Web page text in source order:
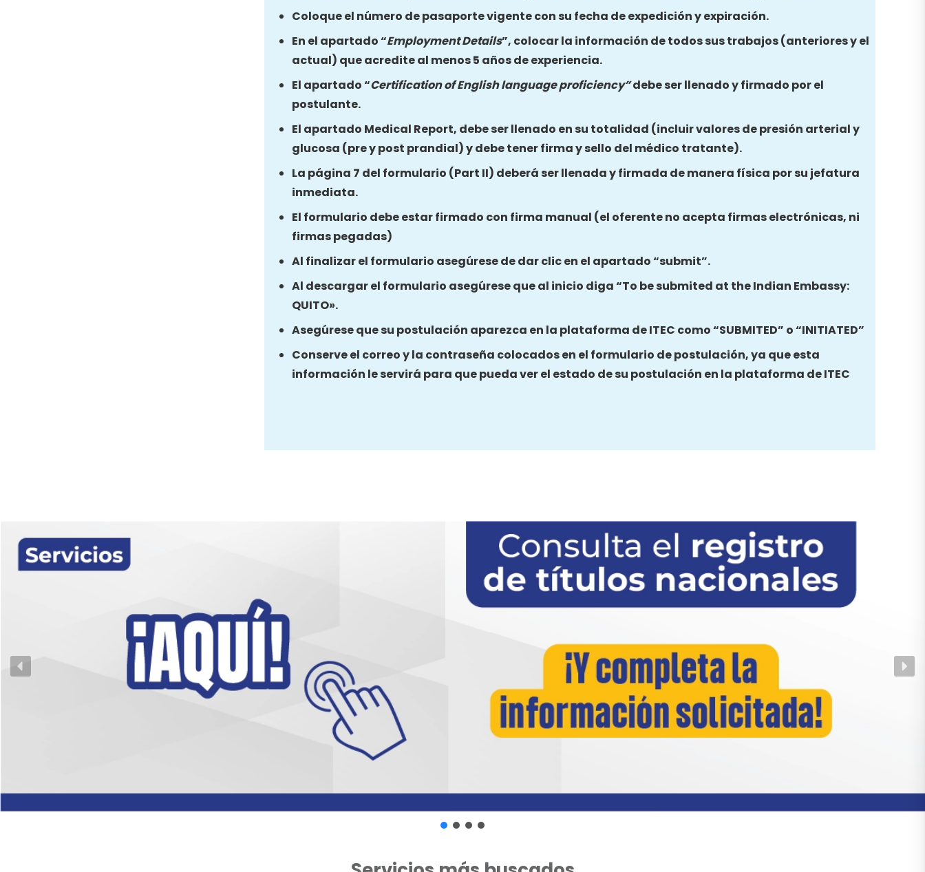
Coloque el número de pasaporte vigente con su fecha de expedición y expiración.
En el apartado “Employment Details”, colocar la información de todos sus trabajos (anteriores y el
actual) que acredite al menos 5 años de experiencia.
El apartado “Certification of English language proficiency”debe ser llenado y firmado por el
postulante.
El apartado Medical Report, debe ser llenado en su totalidad (incluir valores de presión arterial y
glucosa (pre y post prandial) y debe tener firma y sello del médico tratante).
La página 7 del formulario (Part II) deberá ser llenada y firmada de manera física por su jefatura
inmediata.
El formulario debe estar firmado con firma manual (el oferente no acepta firmas electrónicas, ni
firmas pegadas)
Al finalizar el formulario asegúrese de dar clic en el apartado “submit”.
Al descargar el formulario asegúrese que al inicio diga “To be submited at the Indian Embassy:
QUITO».
Asegúrese que su postulación aparezca en la plataforma de ITEC como “SUBMITED” o “INITIATED”
Conserve el correo y la contraseña colocados en el formulario de postulación, ya que esta
información le servirá para que pueda ver el estado de su postulación en la plataforma de ITEC